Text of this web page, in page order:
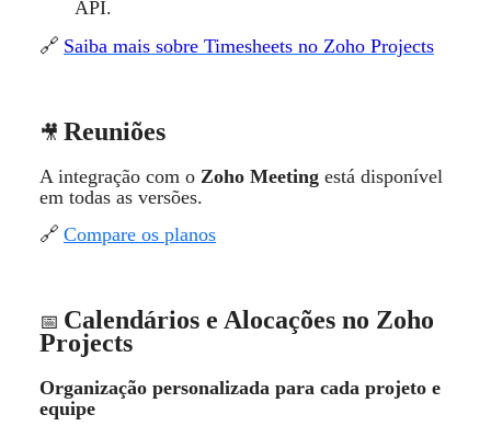
API.
🔗 Saiba mais sobre Timesheets no Zoho Projects
🎥 Reuniões
A integração com o Zoho Meeting está disponível
em todas as versões.
🔗 Compare os planos
📅 Calendários e Alocações no Zoho
Projects
Organização personalizada para cada projeto e
equipe